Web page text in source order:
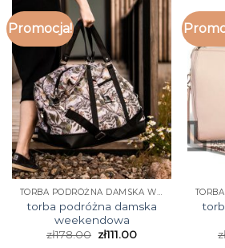
Promocja!
TORBA PODRÓŻNA DAMSKA WEEKENDOWA
torba podróżna damska
weekendowa
zł178.00 zł111.00